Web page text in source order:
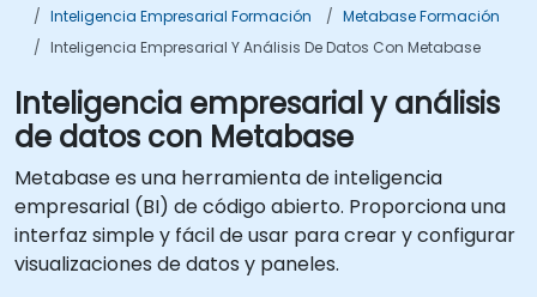
Inteligencia Empresarial Formación
Metabase Formación
Inteligencia Empresarial Y Análisis De Datos Con Metabase
Inteligencia empresarial y análisis
de datos con Metabase
Metabase es una herramienta de inteligencia
empresarial (BI) de código abierto. Proporciona una
interfaz simple y fácil de usar para crear y configurar
visualizaciones de datos y paneles.